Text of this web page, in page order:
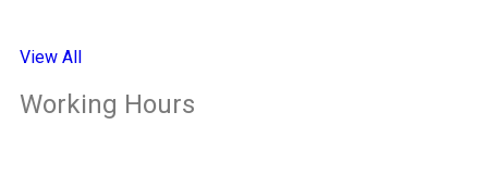
View All
Working Hours